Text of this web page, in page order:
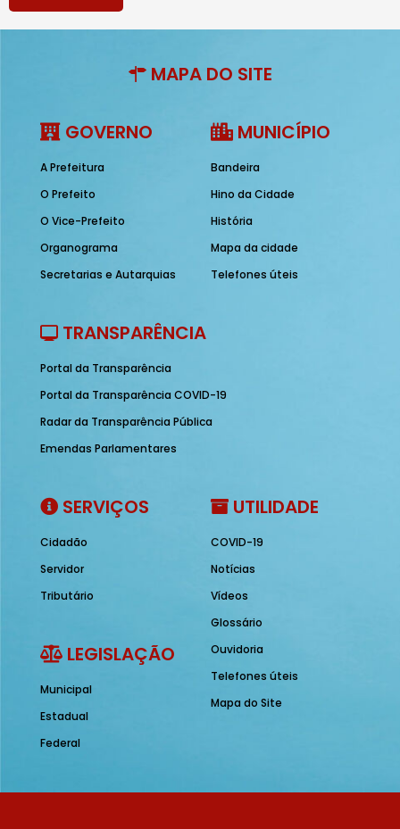
MAPA DO SITE
GOVERNO
A Prefeitura
O Prefeito
O Vice-Prefeito
Organograma
Secretarias e Autarquias
MUNICÍPIO
Bandeira
Hino da Cidade
História
Mapa da cidade
Telefones úteis
TRANSPARÊNCIA
Portal da Transparência
Portal da Transparência COVID-19
Radar da Transparência Pública
Emendas Parlamentares
SERVIÇOS
Cidadão
Servidor
Tributário
LEGISLAÇÃO
Municipal
Estadual
Federal
UTILIDADE
COVID-19
Notícias
Vídeos
Glossário
Ouvidoria
Telefones úteis
Mapa do Site